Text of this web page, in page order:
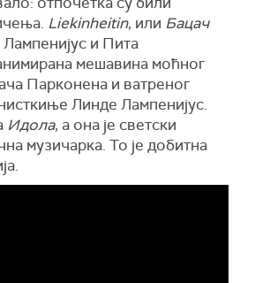
Liekinheitin, или Бацач
и Пита
мешавина моћног
Парконена и ватреног
Линде Лампенијус.
Идола, а она је светски
музичарка. То је добитна